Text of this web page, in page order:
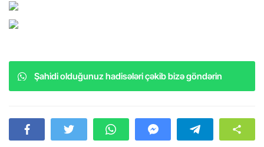
Şahidi olduğunuz hadisələri çəkib bizə göndərin